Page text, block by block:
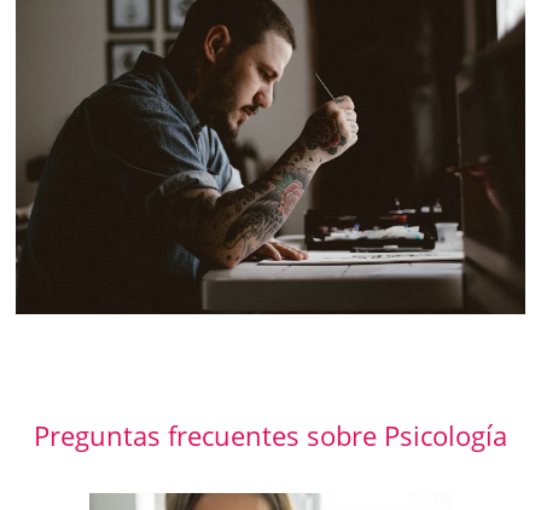
Preguntas frecuentes sobre Psicología